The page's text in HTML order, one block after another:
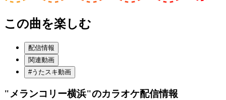
この曲を楽しむ
配信情報
関連動画
#うたスキ動画
"メランコリー横浜"のカラオケ配信情報